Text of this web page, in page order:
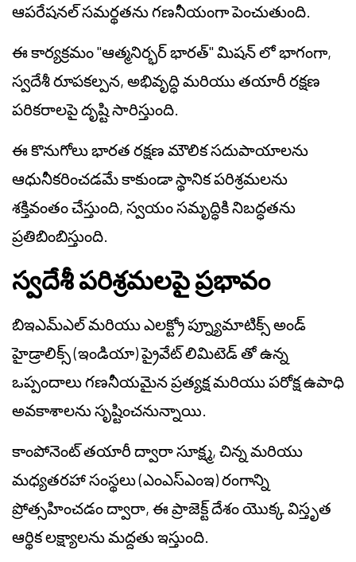
ఆపరేషనల్ సమర్థతను గణనీయంగా పెంచుతుంది.
ఈ కార్యక్రమం "ఆత్మనిర్భర్ భారత్" మిషన్ లో భాగంగా,
స్వదేశీ రూపకల్పన, అభివృద్ధి మరియు తయారీ రక్షణ
పరికరాలపై దృష్టి సారిస్తుంది.
ఈ కొనుగోలు భారత రక్షణ మౌలిక సదుపాయాలను
ఆధునీకరించడమే కాకుండా స్థానిక పరిశ్రమలను
శక్తివంతం చేస్తుంది, స్వయం సమృద్ధికి నిబద్ధతను
ప్రతిబింబిస్తుంది.
స్వదేశీ పరిశ్రమలపై ప్రభావం
బిఇఎమ్‌ఎల్ మరియు ఎలక్ట్రో ప్న్యూమాటిక్స్ అండ్
హైడ్రాలిక్స్ (ఇండియా) ప్రైవేట్ లిమిటెడ్ తో ఉన్న
ఒప్పందాలు గణనీయమైన ప్రత్యక్ష మరియు పరోక్ష ఉపాధి
అవకాశాలను సృష్టించనున్నాయి.
కాంపోనెంట్ తయారీ ద్వారా సూక్ష్మ, చిన్న మరియు
మధ్యతరహా సంస్థలు (ఎంఎస్‌ఎంఇ) రంగాన్ని
ప్రోత్సహించడం ద్వారా, ఈ ప్రాజెక్ట్ దేశం యొక్క విస్తృత
ఆర్థిక లక్ష్యాలను మద్దతు ఇస్తుంది.